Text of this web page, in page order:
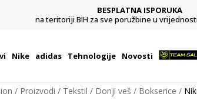
BESPLATNA ISPORUKA
na teritoriji BIH za sve poružbine u
Nike adidas Tehnologije Novosti
Proizvodi Tekstil Donji veš Bokserice